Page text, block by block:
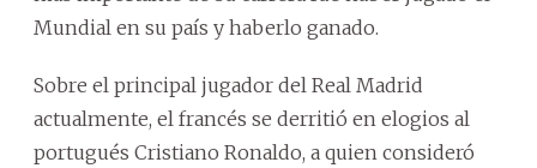
Mundial en su país y haberlo ganado.
Sobre el principal jugador del Real Madrid
actualmente, el francés se derritió en elogios al
portugués Cristiano Ronaldo, a quien consideró